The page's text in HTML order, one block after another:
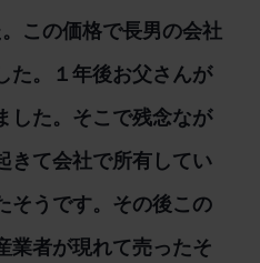
この価格で長男の会社
た。１年後お父さんが
した。そこで残念なが
きて会社で所有してい
そうです。その後この
業者が現れて売ったそ